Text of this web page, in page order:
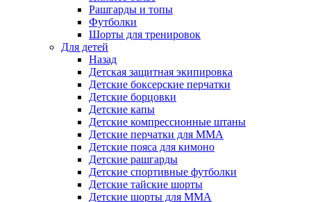
Рашгарды и топы
Футболки
Шорты для тренировок
Для детей
Назад
Детская защитная экипировка
Детские боксерские перчатки
Детские борцовки
Детские капы
Детские компрессионные штаны
Детские перчатки для ММА
Детские пояса для кимоно
Детские рашгарды
Детские спортивные футболки
Детские тайские шорты
Детские шорты для ММА